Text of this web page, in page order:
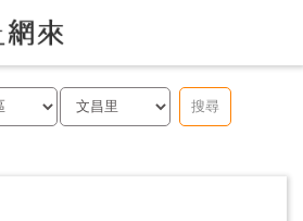
搜尋